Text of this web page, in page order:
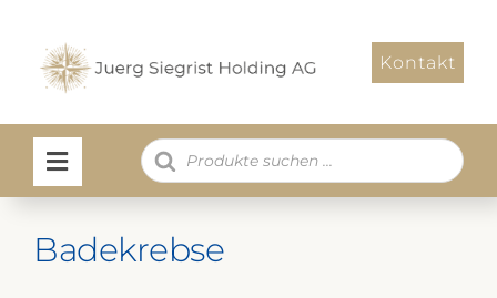
springen
Kontakt
Products
search
Badekrebse